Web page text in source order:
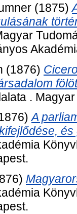
(1875)
(1876)
.
A